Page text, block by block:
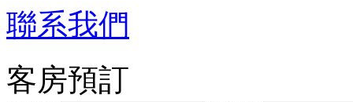
聯系我們
客房預訂